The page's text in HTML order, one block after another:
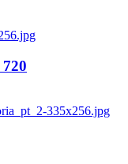
335x256.jpg